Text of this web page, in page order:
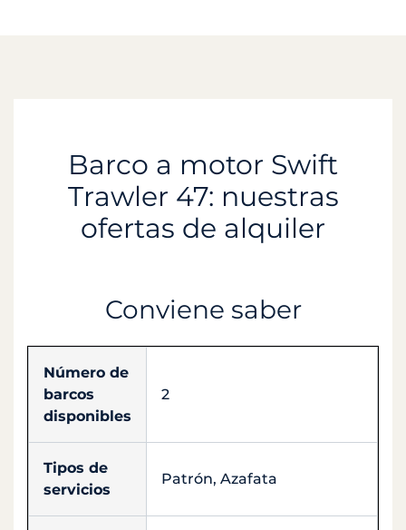
Barco a motor Swift
Trawler 47: nuestras
ofertas de alquiler
Conviene saber
Número de
barcos
disponibles
2
Tipos de
servicios
Patrón, Azafata